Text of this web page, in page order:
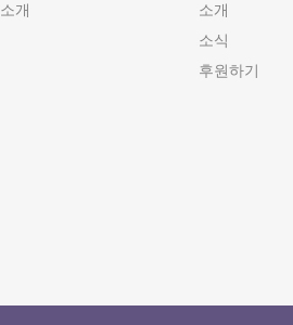
소개
소개
소식
후원하기